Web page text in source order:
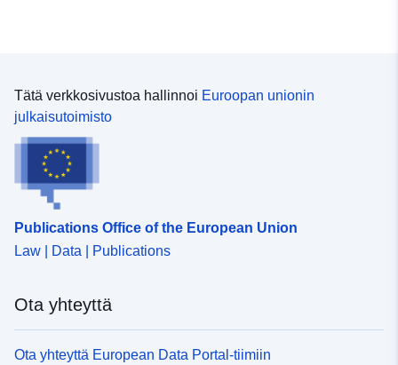
Tätä verkkosivustoa hallinnoi Euroopan unionin
julkaisutoimisto
Publications Office of the European Union
Law | Data | Publications
Ota yhteyttä
Ota yhteyttä European Data Portal-tiimiin